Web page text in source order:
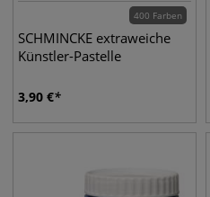
400 Farben
SCHMINCKE extraweiche
Künstler-Pastelle
3,90 €